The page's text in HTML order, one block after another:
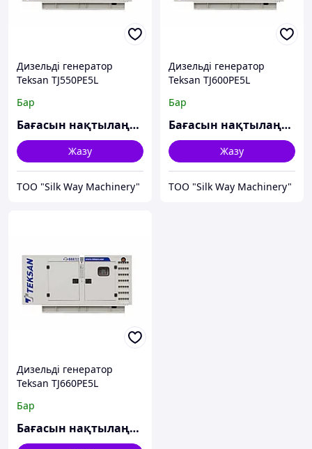
Дизельді генератор
Teksan TJ550PE5L
Бар
Бағасын нақтылаңыз
Жазу
TOO "Silk Way Machinery"
Дизельді генератор
Teksan TJ600PE5L
Бар
Бағасын нақтылаңыз
Жазу
TOO "Silk Way Machinery"
Дизельді генератор
Teksan TJ660PE5L
Бар
Бағасын нақтылаңыз